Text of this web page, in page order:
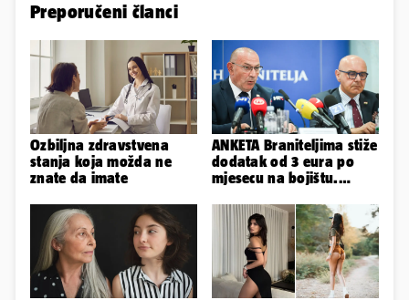
Preporučeni članci
Ozbiljna zdravstvena
stanja koja možda ne
znate da imate
ANKETA Braniteljima stiže
dodatak od 3 eura po
mjesecu na bojištu.